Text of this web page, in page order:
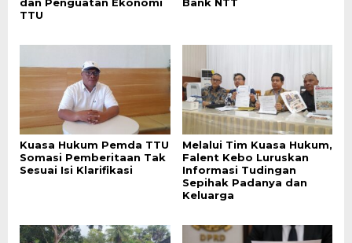
dan Penguatan Ekonomi
TTU
Bank NTT
Kuasa Hukum Pemda TTU
Somasi Pemberitaan Tak
Sesuai Isi Klarifikasi
Melalui Tim Kuasa Hukum,
Falent Kebo Luruskan
Informasi Tudingan
Sepihak Padanya dan
Keluarga